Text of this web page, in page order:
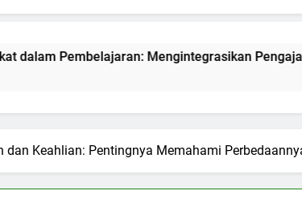
Mengintegrasikan Pengajaran
Keahlian: Pentingnya Memahami